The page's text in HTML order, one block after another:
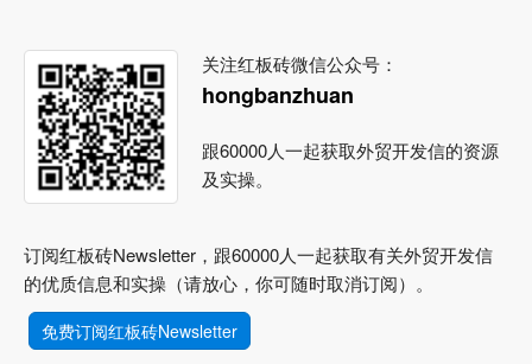
关注红板砖微信公众号：
hongbanzhuan
跟60000人一起获取外贸开发信的资源
及实操。
订阅红板砖Newsletter，跟60000人一起获取有关外贸开发信
的优质信息和实操（请放心，你可随时取消订阅）。
免费订阅红板砖Newsletter